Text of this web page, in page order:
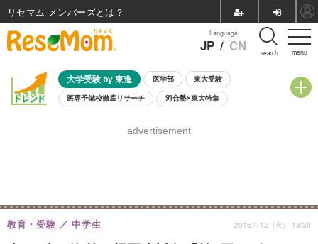
menu
Language
JP / CN search
大学受験 by 東進 医学部 東大受験
医専予備校徹底リサーチ 河合塾×東大特集
8月開催学校説明会・相談会
advertisement
教育・受験 中学生 2016.4.12（火） 18:30
リセマム メンバーズ